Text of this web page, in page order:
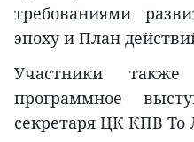
требованиями
эпоху и План
Участники
программное
секретаря ЦК КПВ То